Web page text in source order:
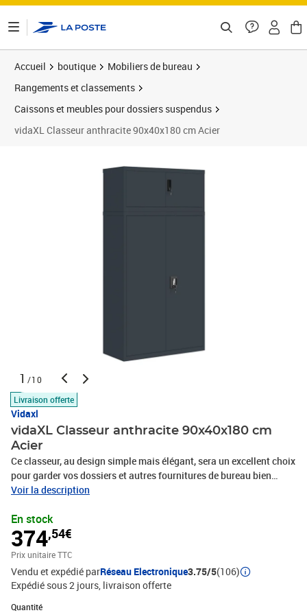
Accueil boutique
Mobiliers de bureau
Rangements et classements
Caissons et meubles pour dossiers suspendus
vidaXL Classeur anthracite 90x40x180 cm Acier
1 /10
Livraison offerte
Vidaxl
vidaXL Classeur anthracite 90x40x180 cm
Acier
Ce classeur, au design simple mais élégant, sera un excellent choix
pour garder vos dossiers et autres fournitures de bureau bien
organisés. Matériau durable : l’acier est un matériau
Le revêtement en poudre sur la surface de l'acier crée une couche
protectrice contre la rouille, la corrosion et l'usure. Fabriqué en
acier enduit de poudre, le classeur est également facile à nettoyer
et à entretenir.Étagères réglables : l'armoire de rangement
comprend 3 étagères réglables, vous permettant de trier
soigneusement vos fichiers en différentes catégories.Grand
espace de rangement : l'unité de rangement offre suffisamment
Voir la description
En stock
374,54€
Prix unitaire TTC
Vendu et expédié parRéseau Electronique3.75/5(106)
Expédié sous 2 jours livraison offerte
Quantité
Quantité : 1